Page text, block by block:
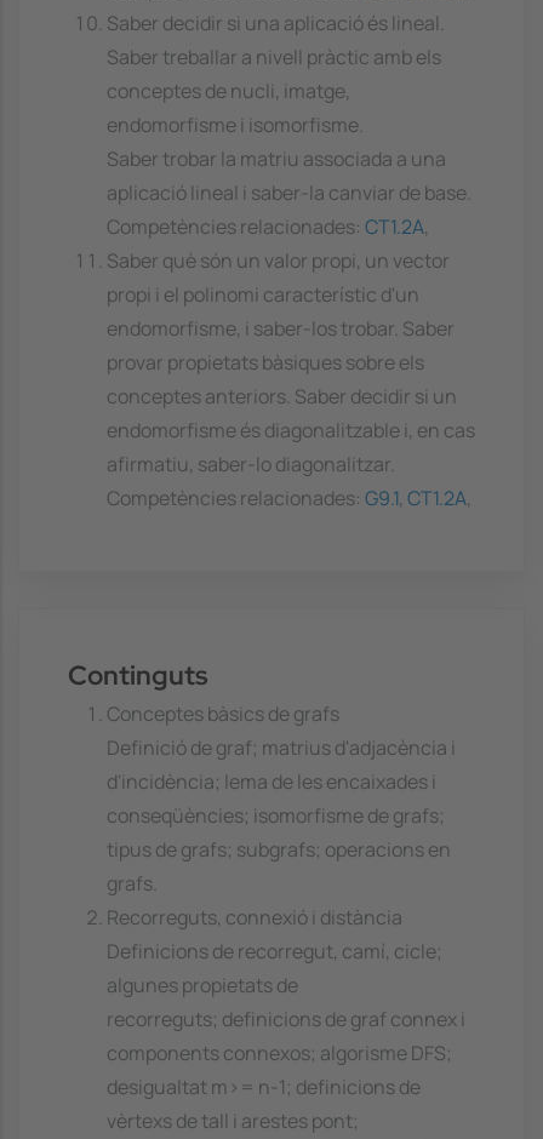
Saber decidir si una aplicació és lineal.
Saber treballar a nivell pràctic amb els
conceptes de nucli, imatge,
endomorfisme i isomorfisme.
Saber trobar la matriu associada a una
aplicació lineal i saber-la canviar de base.
Competències relacionades: CT1.2A,
Saber què són un valor propi, un vector
propi i el polinomi característic d'un
endomorfisme, i saber-los trobar. Saber
provar propietats bàsiques sobre els
conceptes anteriors. Saber decidir si un
endomorfisme és diagonalitzable i, en cas
afirmatiu, saber-lo diagonalitzar.
Competències relacionades: G9.1, CT1.2A,
Continguts
Conceptes bàsics de grafs
Definició de graf; matrius d'adjacència i
d'incidència; lema de les encaixades i
conseqüències; isomorfisme de grafs;
tipus de grafs; subgrafs; operacions en
grafs.
Recorreguts, connexió i distància
Definicions de recorregut, camí, cicle;
algunes propietats de
recorreguts; definicions de graf connex i
components connexos; algorisme DFS;
desigualtat m>= n-1; definicions de
vèrtexs de tall i arestes pont;